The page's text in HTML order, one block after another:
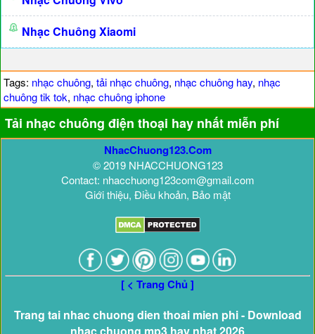
Nhạc Chuông Xiaomi
Tags: nhạc chuông, tải nhạc chuông, nhạc chuông hay, nhạc
chuông tik tok, nhạc chuông iphone
Tải nhạc chuông điện thoại hay nhất miễn phí
NhacChuong123.Com
© 2019 NHACCHUONG123
Contact: nhacchuong123com@gmail.com
Giới thiệu, Điều khoản, Bảo mật
[ < Trang Chủ ]
Trang tai nhac chuong dien thoai mien phi - Download